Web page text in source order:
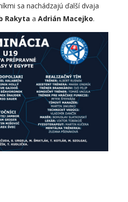
sa nachádzajú ďalší dvaja
Rakyta a Adrián Macejko.